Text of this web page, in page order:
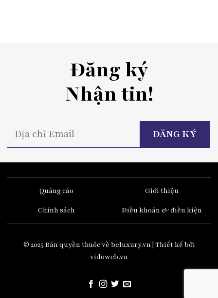
Đăng ký
Nhận tin!
Quảng cáo Giới thiệu
Chính sách Điều khoản & điều kiện
© 2025 Bản quyền thuôc về beluxury.vn | Thiết kế bởi
vidoweb.vn